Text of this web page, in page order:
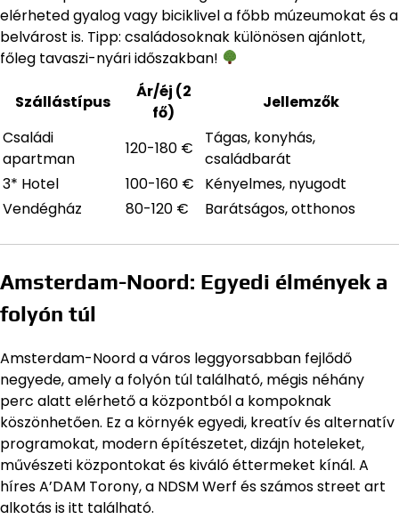
elérheted gyalog vagy biciklivel a főbb múzeumokat és a
belvárost is. Tipp: családosoknak különösen ajánlott,
főleg tavaszi-nyári időszakban!
Szállástípus
Ár/éj (2
fő)
Jellemzők
Családi
apartman
120-180 €
Tágas, konyhás,
családbarát
3* Hotel
100-160 €
Kényelmes, nyugodt
Vendégház
80-120 € Barátságos, otthonos
Amsterdam-Noord: Egyedi élmények a
folyón túl
Amsterdam-Noord a város leggyorsabban fejlődő
negyede, amely a folyón túl található, mégis néhány
perc alatt elérhető a központból a kompoknak
köszönhetően. Ez a környék egyedi, kreatív és alternatív
programokat, modern építészetet, dizájn hoteleket,
művészeti központokat és kiváló éttermeket kínál. A
híres A’DAM Torony, a NDSM Werf és számos street art
alkotás is itt található.